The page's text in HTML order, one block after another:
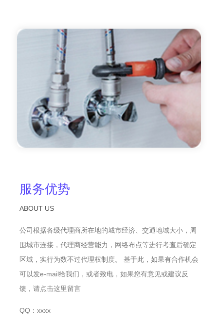
服务优势
ABOUT US
公司根据各级代理商所在地的城市经济、交通地域大小，周
围城市连接，代理商经营能力，网络布点等进行考查后确定
区域，实行为数不过代理权制度。 基于此，如果有合作机会
可以发e-mail给我们，或者致电，如果您有意见或建议反
馈，请点击这里留言
QQ：xxxx